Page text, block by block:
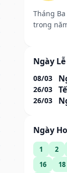
Tháng
trong
Ngày
08/03
26/03
26/03
Ngày
1 2
16
18